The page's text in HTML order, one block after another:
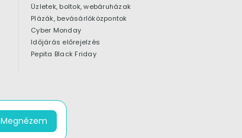
Üzletek, boltok, webáruházak
Plázák, bevásárlóközpontok
Cyber Monday
Időjárás előrejelzés
Pepita Black Friday
Megnézem